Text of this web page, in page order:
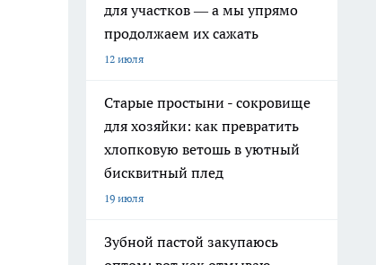
для участков — а мы упрямо
продолжаем их сажать
12 июля
Старые простыни - сокровище
для хозяйки: как превратить
хлопковую ветошь в уютный
бисквитный плед
19 июля
Зубной пастой закупаюсь